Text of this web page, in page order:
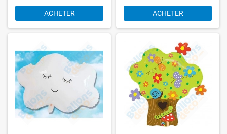
ACHETER ACHETER